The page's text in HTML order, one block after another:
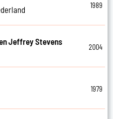
1989
Jeffrey Stevens
2004
1979